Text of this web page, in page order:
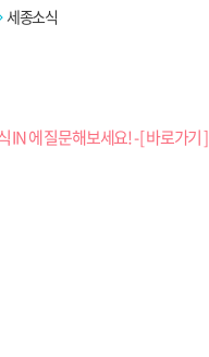
세종소식
IN 에 질문해보세요! - [ 바로가기 ]